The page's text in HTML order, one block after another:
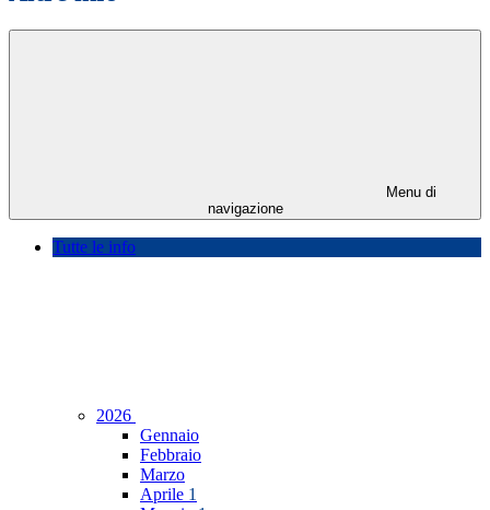
Menu di
navigazione
Tutte le info
2026
Gennaio
Febbraio
Marzo
Aprile 1